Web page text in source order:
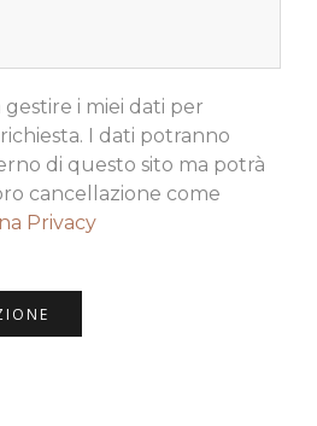
i miei dati per
I dati potranno
di questo sito ma potrà
cancellazione come
Privacy